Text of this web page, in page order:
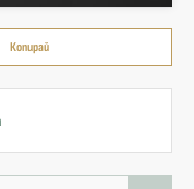
Копирай